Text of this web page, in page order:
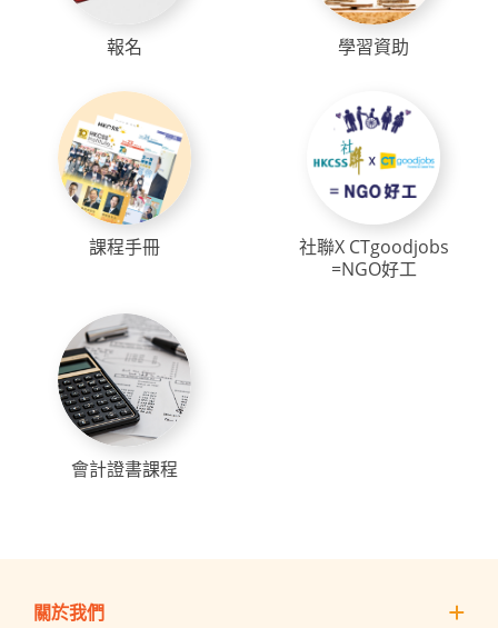
報名 學習資助
課程手冊
社聯X CTgoodjobs
=NGO好工
會計證書課程
關於我們